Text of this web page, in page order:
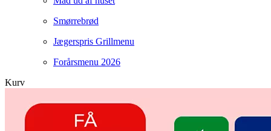
Smørrebrød
Jægerspris Grillmenu
Forårsmenu 2026
Kurv